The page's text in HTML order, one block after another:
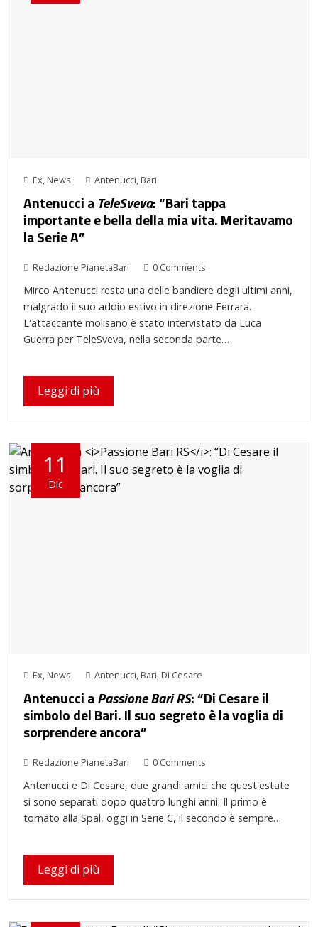
Ex, News Antenucci, Bari
Antenucci a TeleSveva: “Bari tappa
importante e bella della mia vita. Meritavamo
la Serie A”
Redazione PianetaBari 0 Comments
Mirco Antenucci resta una delle bandiere degli ultimi anni,
malgrado il suo addio estivo in direzione Ferrara.
L'attaccante molisano è stato intervistato da Luca
Guerra per TeleSveva, nella seconda parte…
Leggi di più
11
Dic
Ex News Antenucci Bari Di Cesare
Antenucci aPassione Bari RS: “Di Cesare il
simbolo del Bari. Il suo segreto è la voglia di
sorprendere ancora”
Redazione PianetaBari 0 Comments
Antenucci e Di Cesare, due grandi amici che quest'estate
si sono separati dopo quattro lunghi anni. Il primo è
tornato alla Spal, oggi in Serie C, il secondo è sempre…
Leggi di più